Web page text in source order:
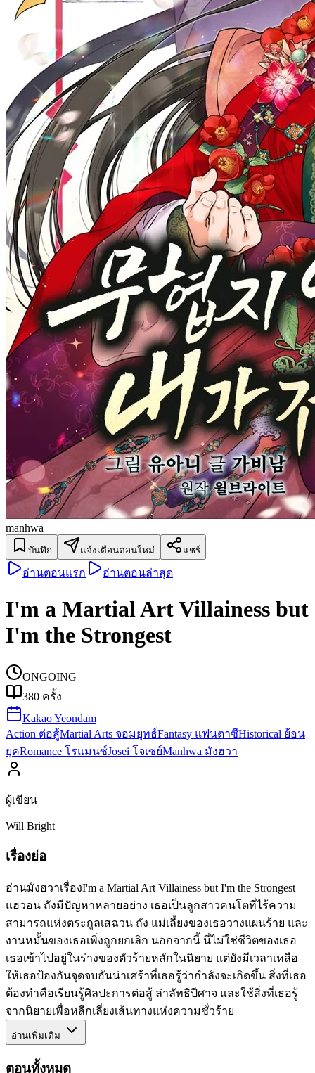
manhwa
บันทึก แจ้งเตือนตอนใหม่ แชร์
อ่านตอนแรก อ่านตอนล่าสุด
I'm a Martial Art Villainess but
I'm the Strongest
ONGOING
380 ครั้ง
Kakao Yeondam
Action ต่อสู้Martial Arts จอมยุทธ์Fantasy แฟนตาซีHistorical ย้อน
ยุคRomance โรแมนซ์Josei โจเซย์Manhwa มังฮวา
ผู้เขียน
Will Bright
เรื่องย่อ
อ่านมังฮวาเรื่องI'm a Martial Art Villainess but I'm the Strongest
แฮวอน ถังมีปัญหาหลายอย่าง เธอเป็นลูกสาวคนโตที่ไร้ความ
สามารถแห่งตระกูลเสฉวน ถัง แม่เลี้ยงของเธอวางแผนร้าย และ
งานหมั้นของเธอเพิ่งถูกยกเลิก นอกจากนี้ นี่ไม่ใช่ชีวิตของเธอ
เธอเข้าไปอยู่ในร่างของตัวร้ายหลักในนิยาย แต่ยังมีเวลาเหลือ
ให้เธอป้องกันจุดจบอันน่าเศร้าที่เธอรู้ว่ากำลังจะเกิดขึ้น สิ่งที่เธอ
ต้องทำคือเรียนรู้ศิลปะการต่อสู้ ล่าลัทธิปีศาจ และใช้สิ่งที่เธอรู้
จากนิยายเพื่อหลีกเลี่ยงเส้นทางแห่งความชั่วร้าย
อ่านเพิ่มเติม
ตอนทั้งหมด